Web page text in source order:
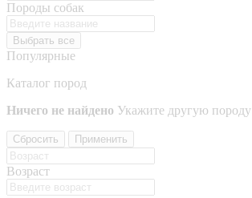
Породы собак
Выбрать все
Популярные
Каталог пород
Ничего не найдено Укажите другую породу
Сбросить Применить
Возраст